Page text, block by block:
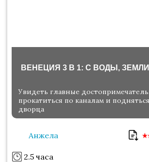
ВЕНЕЦИЯ 3 В 1: С ВОДЫ,
Увидеть главные
прокатиться по каналам и
дворца
Анжела
2.5 часа